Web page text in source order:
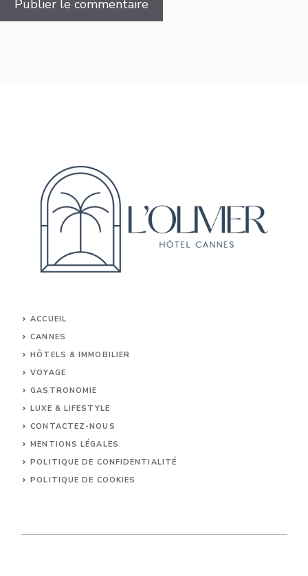
ACCUEIL
CANNES
HÔTELS & IMMOBILIER
VOYAGE
GASTRONOMIE
LUXE & LIFESTYLE
CONTACTEZ-NOUS
MENTIONS LÉGALES
POLITIQUE DE CONFIDENTIALITÉ
POLITIQUE DE COOKIES